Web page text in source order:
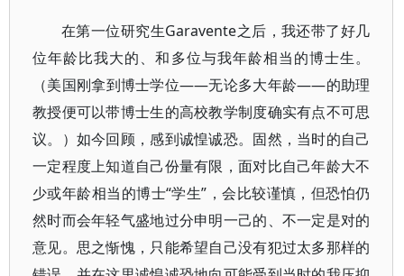
在第一位研究生Garavente之后，我还带了好几
位年龄比我大的、和多位与我年龄相当的博士生。
（美国刚拿到博士学位——无论多大年龄——的助理
教授便可以带博士生的高校教学制度确实有点不可思
议。）如今回顾，感到诚惶诚恐。固然，当时的自己
一定程度上知道自己份量有限，面对比自己年龄大不
少或年龄相当的博士“学生”，会比较谨慎，但恐怕仍
然时而会年轻气盛地过分申明一己的、不一定是对的
意见。思之惭愧，只能希望自己没有犯过太多那样的